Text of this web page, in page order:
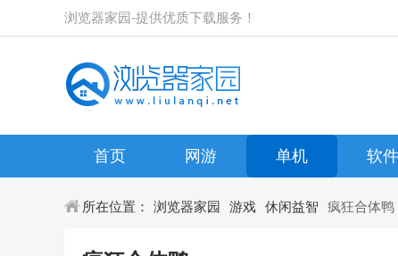
浏览器家园-提供优质下载服务！
首页 网游 单机 软件
所在位置： 浏览器家园 游戏 休闲益智 疯狂合体鸭